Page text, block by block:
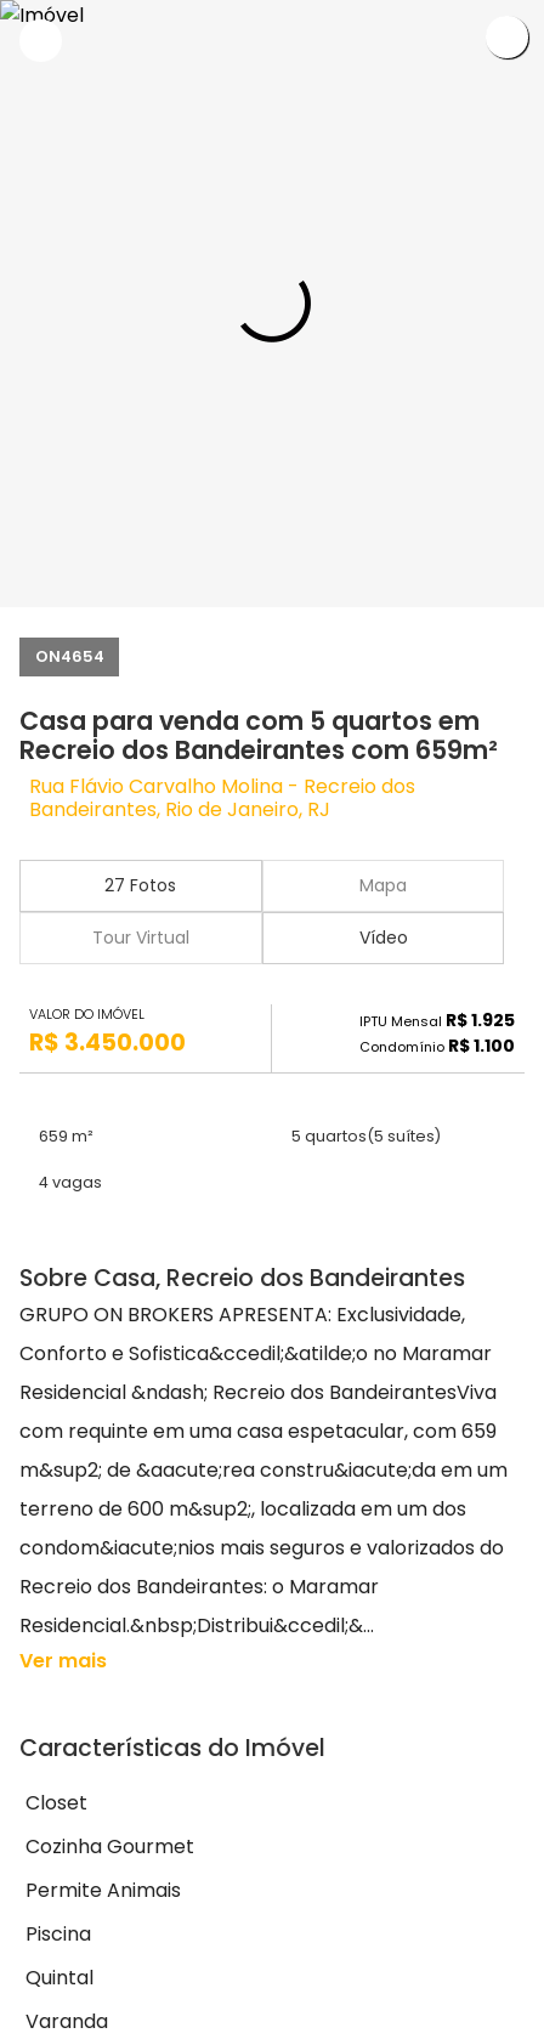
ON4654
Casa para venda com 5 quartos em
Recreio dos Bandeirantes com 659m²
Rua Flávio Carvalho Molina - Recreio dos
Bandeirantes, Rio de Janeiro, RJ
27 Fotos Mapa
Tour Virtual Vídeo
VALOR DO IMÓVEL
R$ 3.450.000
IPTU Mensal R$ 1.925
Condomínio R$ 1.100
659 m² 5 quartos(5 suítes)
4 vagas
Sobre Casa, Recreio dos Bandeirantes
GRUPO ON BROKERS APRESENTA: Exclusividade,
Conforto e Sofistica&ccedil;&atilde;o no Maramar
Residencial &ndash; Recreio dos BandeirantesViva
com requinte em uma casa espetacular, com 659
m&sup2; de &aacute;rea constru&iacute;da em um
terreno de 600 m&sup2;, localizada em um dos
condom&iacute;nios mais seguros e valorizados do
Recreio dos Bandeirantes: o Maramar
Residencial.&nbsp;Distribui&ccedil;&...
Ver mais
Características do Imóvel
Closet
Cozinha Gourmet
Permite Animais
Piscina
Quintal
Varanda